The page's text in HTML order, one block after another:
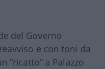
del Governo
e con toni da
“ricatto” a Palazzo